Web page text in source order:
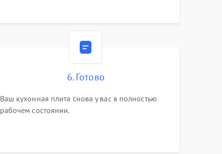
6. Готово
Ваш кухонная плита снова у вас в полностью
рабочем состоянии.